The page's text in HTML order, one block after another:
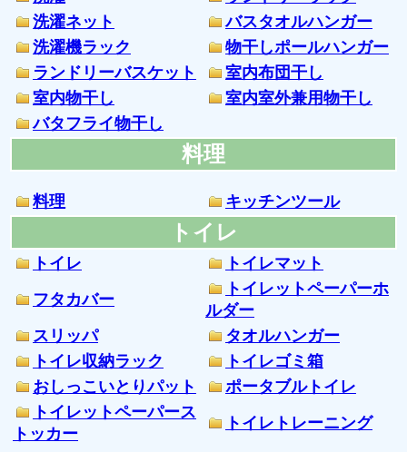
洗濯ネット
バスタオルハンガー
洗濯機ラック
物干しポールハンガー
ランドリーバスケット
室内布団干し
室内物干し
室内室外兼用物干し
バタフライ物干し
料理
料理 キッチンツール
トイレ
トイレ
トイレマット
フタカバー
トイレットペーパーホ
ルダー
スリッパ
タオルハンガー
トイレ収納ラック
トイレゴミ箱
おしっこいとりパット
ポータブルトイレ
トイレットペーパース
トッカー
トイレトレーニング